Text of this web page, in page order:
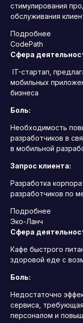
стимулирования
обслуживания
Подробнее
CodePath
Сфера
IT-стартап,
мобильных
бизнеса
Боль:
Необходимость
разработчиков в
в мобильной
Запрос клиента:
Разработка
разработчиков по
Подробнее
Эко-Ланч
Сфера
Кафе быстрого
здоровой еде с
Боль:
Недостаточно
сервиса,
персоналом и